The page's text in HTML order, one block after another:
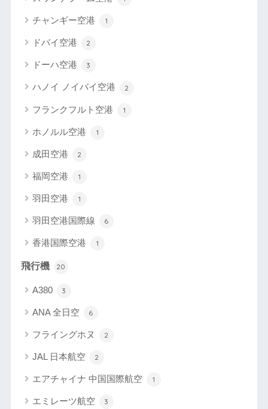
チャンギー空港 1
ドバイ空港 2
ドーハ空港 3
ハノイ ノイバイ空港 2
フランクフルト空港 1
ホノルル空港 1
成田空港 2
福岡空港 1
羽田空港 1
羽田空港国際線 6
香港国際空港 1
飛行機 20
A380 3
ANA 全日空 6
フライングホヌ 2
JAL 日本航空 2
エアチャイナ 中国国際航空 1
エミレーツ航空 3